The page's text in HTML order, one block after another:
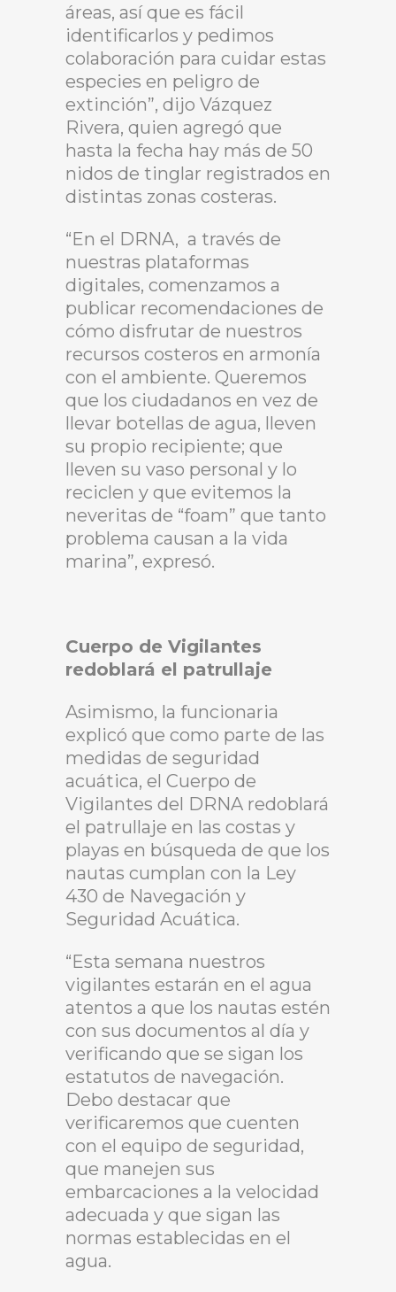
áreas, así que es fácil
identificarlos y pedimos
colaboración para cuidar estas
especies en peligro de
extinción”, dijo Vázquez
Rivera, quien agregó que
hasta la fecha hay más de 50
nidos de tinglar registrados en
distintas zonas costeras.
“En el DRNA, a través de
nuestras plataformas
digitales, comenzamos a
publicar recomendaciones de
cómo disfrutar de nuestros
recursos costeros en armonía
con el ambiente. Queremos
que los ciudadanos en vez de
llevar botellas de agua, lleven
su propio recipiente; que
lleven su vaso personal y lo
reciclen y que evitemos la
neveritas de “foam” que tanto
problema causan a la vida
marina”, expresó.
Cuerpo de Vigilantes
redoblará el patrullaje
Asimismo, la funcionaria
explicó que como parte de las
medidas de seguridad
acuática, el Cuerpo de
Vigilantes del DRNA redoblará
el patrullaje en las costas y
playas en búsqueda de que los
nautas cumplan con la Ley
430 de Navegación y
Seguridad Acuática.
“Esta semana nuestros
vigilantes estarán en el agua
atentos a que los nautas estén
con sus documentos al día y
verificando que se sigan los
estatutos de navegación.
Debo destacar que
verificaremos que cuenten
con el equipo de seguridad,
que manejen sus
embarcaciones a la velocidad
adecuada y que sigan las
normas establecidas en el
agua.